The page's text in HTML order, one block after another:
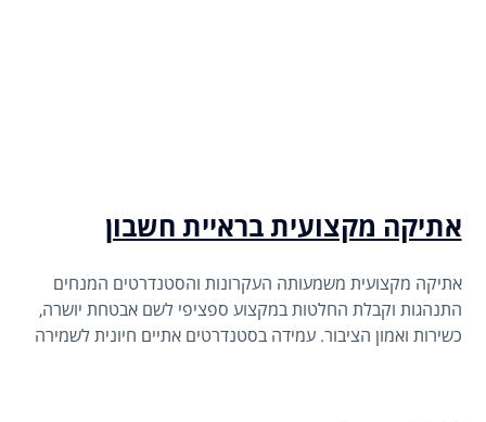
אתיקה מקצועית בראיית חשבון
אתיקה מקצועית משמעותה העקרונות והסטנדרטים המנחים
התנהגות וקבלת החלטות במקצוע ספציפי לשם אבטחת יושרה,
כשירות ואמון הציבור. עמידה בסטנדרטים אתיים חיונית לשמירה